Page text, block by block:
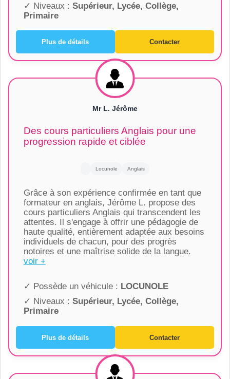
✓ Niveaux : Supérieur, Lycée, Collège,
Primaire
Plus de détails Contacter
Mr L. Jérôme
Des cours particuliers Anglais pour une
progression rapide et ciblée
Locunole Anglais
Grâce à son expérience confirmée en tant que
formateur en anglais, Jérôme L. propose des
cours particuliers Anglais qui transcendent les
attentes. Il s'engage à offrir une pédagogie de
haute qualité, entièrement adaptée aux besoins
individuels de chacun, pour des progrès
notoires et une maîtrise solide de la langue.
voir +
✓ Possède un véhicule : LOCUNOLE
✓ Niveaux : Supérieur, Lycée, Collège,
Primaire
Plus de détails Contacter